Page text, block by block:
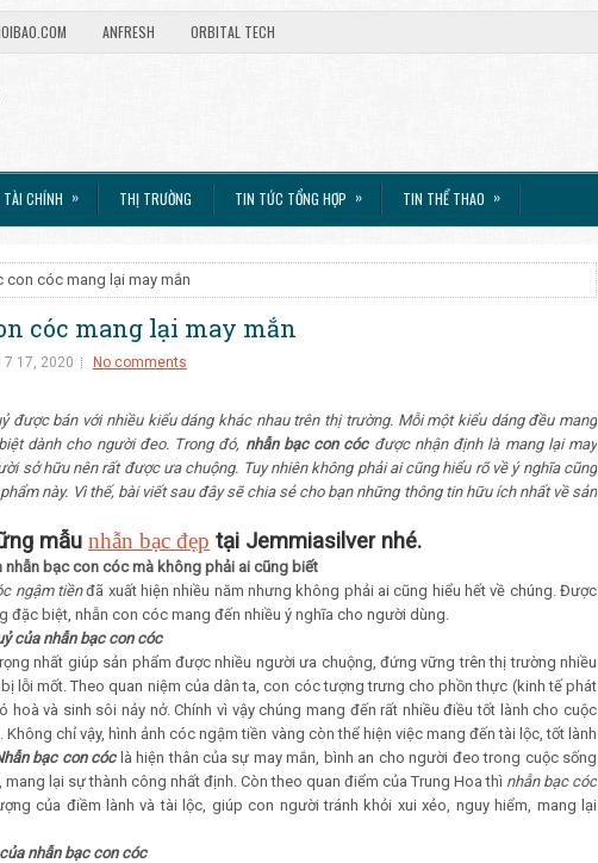
ANFRESH ORBITAL TECH
CHÍNH » THỊ TRƯỜNG TIN TỨC TỔNG HỢP » TIN THỂ THAO »
con cóc mang lại may mắn
cóc mang lại may mắn
7 17, 2020 No comments
được bán với nhiều kiểu dáng khác nhau trên thị trường. Mỗi một kiểu dáng đều mang
dành cho người đeo. Trong đó, nhẫn bạc con cóc được nhận định là mang lại may
sở hữu nên rất được ưa chuộng. Tuy nhiên không phải ai cũng hiểu rõ về ý nghĩa cũng
này. Vì thế, bài viết sau đây sẽ chia sẻ cho bạn những thông tin hữu ích nhất về sản
mẫu nhẫn bạc đẹp tại Jemmiasilver nhé.
nhẫn bạc con cóc mà không phải ai cũng biết
ngậm tiềnđã xuất hiện nhiều năm nhưng không phải ai cũng hiểu hết về chúng. Được
đặc biệt, nhẫn con cóc mang đến nhiều ý nghĩa cho người dùng.
của nhẫn bạc con cóc
nhất giúp sản phẩm được nhiều người ưa chuộng, đứng vững trên thị trường nhiều
lỗi mốt. Theo quan niệm của dân ta, con cóc tượng trưng cho phồn thực (kinh tế phát
hoà và sinh sôi nảy nở. Chính vì vậy chúng mang đến rất nhiều điều tốt lành cho cuộc
chỉ vậy, hình ảnh cóc ngậm tiền vàng còn thể hiện việc mang đến tài lộc, tốt lành
bạc con cóclà hiện thân của sự may mắn, bình an cho người đeo trong cuộc sống
lại sự thành công nhất định. Còn theo quan điểm của Trung Hoa thì nhẫn bạc cóc
của điềm lành và tài lộc, giúp con người tránh khỏi xui xẻo, nguy hiểm, mang lại
nhẫn bạc con cóc